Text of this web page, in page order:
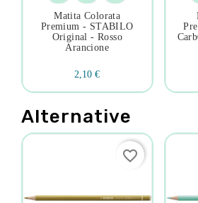
Matita Colorata
Premium - STABILO
Original - Rosso
Arancione
2,10 €
Alternative
favorite_border